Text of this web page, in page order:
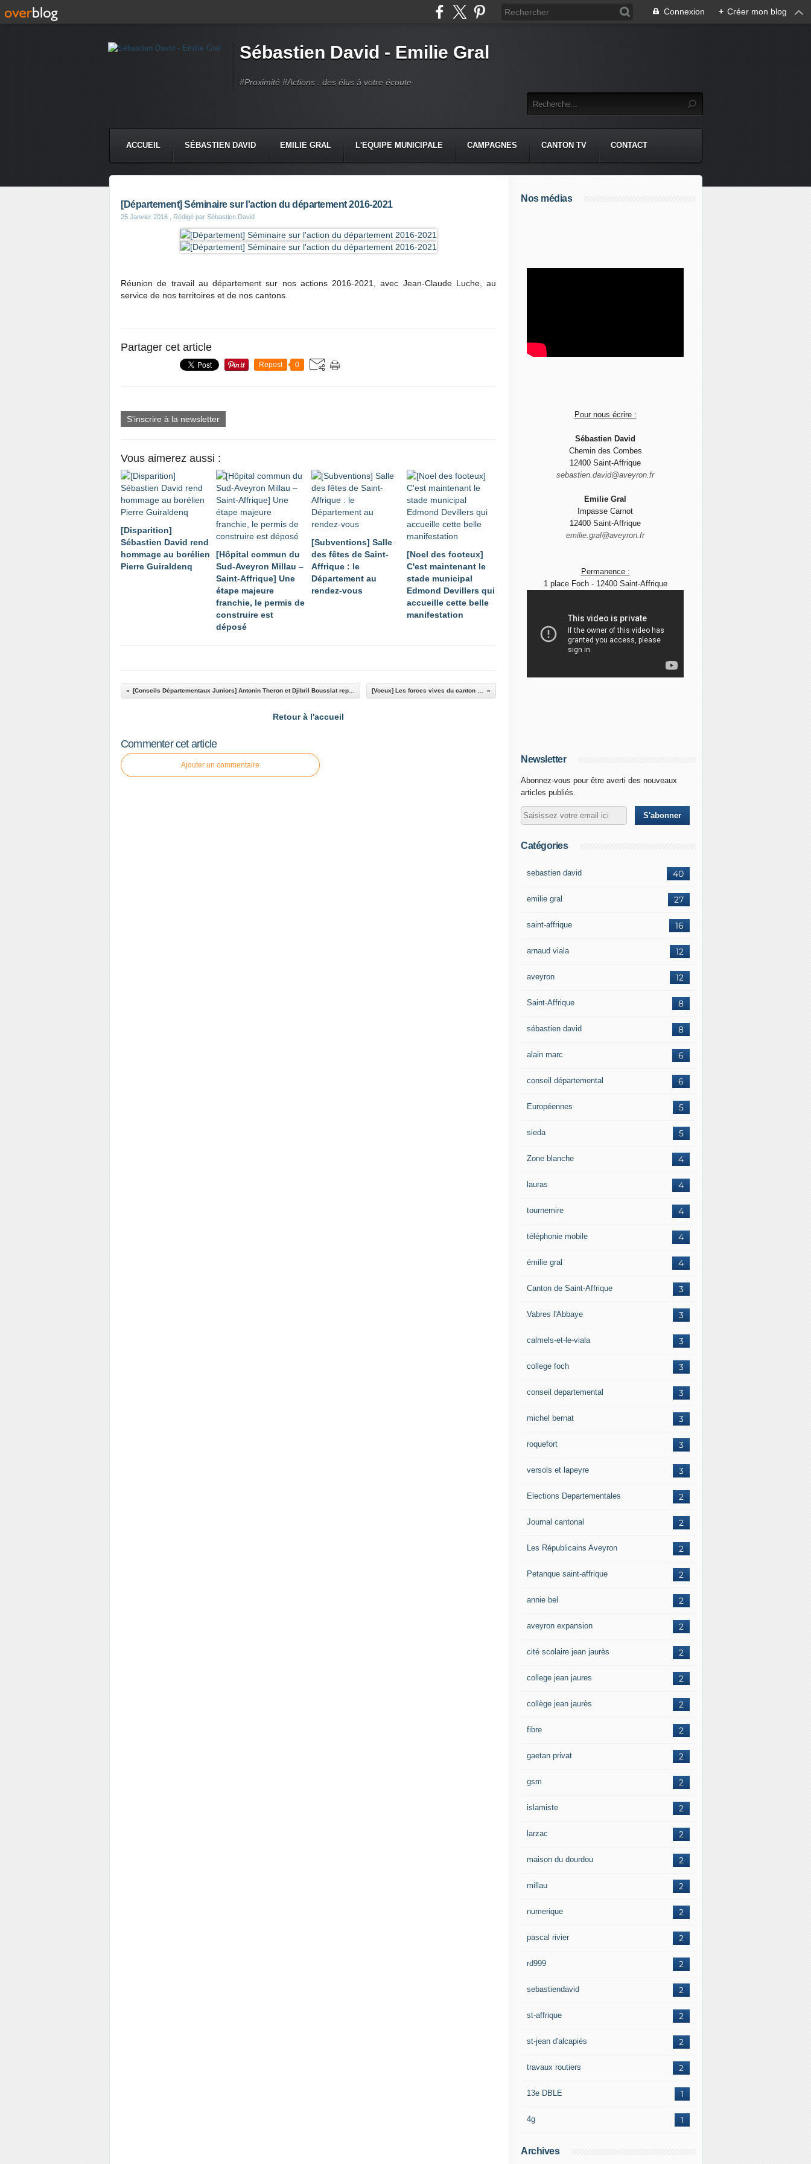
Connexion + Créer mon blog
Sébastien David - Emilie Gral
#Proximité #Actions : des élus à votre écoute
ACCUEIL SÉBASTIEN DAVID EMILIE GRAL L'EQUIPE MUNICIPALE CAMPAGNES CANTON TV CONTACT
[Département] Séminaire sur l'action du département 2016-2021
25 Janvier 2016 , Rédigé par Sébastien David
Réunion de travail au département sur nos actions 2016-2021, avec Jean-Claude Luche, au
service de nos territoires et de nos cantons.
Partager cet article
Repost 0
S'inscrire à la newsletter
Vous aimerez aussi :
[Disparition]
Sébastien David rend
hommage au borélien
Pierre Guiraldenq
[Hôpital commun du
Sud-Aveyron Millau –
Saint-Affrique] Une
étape majeure
franchie, le permis de
construire est
déposé
[Subventions] Salle
des fêtes de Saint-
Affrique : le
Département au
rendez-vous
[Noel des footeux]
C'est maintenant le
stade municipal
Edmond Devillers qui
accueille cette belle
manifestation
Retour à l'accueil
Commenter cet article
Ajouter un commentaire
Nos médias
Pour nous écrire :
Sébastien David
Chemin des Combes
12400 Saint-Affrique
sebastien.david@aveyron.fr
Emilie Gral
Impasse Carnot
12400 Saint-Affrique
emilie.gral@aveyron.fr
Permanence :
1 place Foch - 12400 Saint-Affrique
Newsletter
Abonnez-vous pour être averti des nouveaux
articles publiés.
Catégories
40
sebastien david
27
emilie gral
16
saint-affrique
12
arnaud viala
12
aveyron
8
Saint-Affrique
8
sébastien david
6
alain marc
6
conseil départemental
5
Européennes
5
sieda
4
Zone blanche
4
lauras
4
tournemire
4
téléphonie mobile
4
émilie gral
3
Canton de Saint-Affrique
3
Vabres l'Abbaye
3
calmels-et-le-viala
3
college foch
3
conseil departemental
3
michel bernat
3
roquefort
3
versols et lapeyre
2
Elections Departementales
2
Journal cantonal
2
Les Républicains Aveyron
2
Petanque saint-affrique
2
annie bel
2
aveyron expansion
2
cité scolaire jean jaurès
2
college jean jaures
2
collège jean jaurès
2
fibre
2
gaetan privat
2
gsm
2
islamiste
2
larzac
2
maison du dourdou
2
millau
2
numerique
2
pascal rivier
2
rd999
2
sebastiendavid
2
st-affrique
2
st-jean d'alcapiès
2
travaux routiers
1
13e DBLE
1
4g
Archives